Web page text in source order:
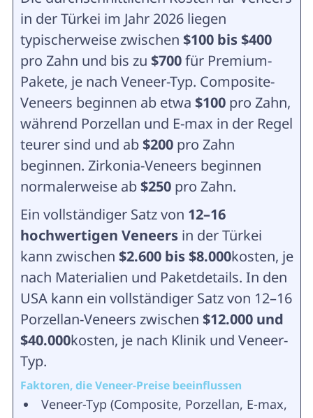
in der Türkei im Jahr 2026 liegen
typischerweise zwischen $100 bis $400
pro Zahn und bis zu $700für Premium-
Pakete, je nach Veneer-Typ. Composite-
Veneers beginnen ab etwa $100pro Zahn,
während Porzellan und E-max in der Regel
teurer sind und ab $200pro Zahn
beginnen. Zirkonia-Veneers beginnen
normalerweise ab $250 pro Zahn.
Ein vollständiger Satz von 12–16
hochwertigen Veneersin der Türkei
kann zwischen $2.600 bis $8.000kosten, je
nach Materialien und Paketdetails. In den
USA kann ein vollständiger Satz von 12–16
Porzellan-Veneers zwischen $12.000 und
$40.000kosten, je nach Klinik und Veneer-
Typ.
Faktoren, die Veneer-Preise beeinflussen
Veneer-Typ (Composite, Porzellan, E-max,